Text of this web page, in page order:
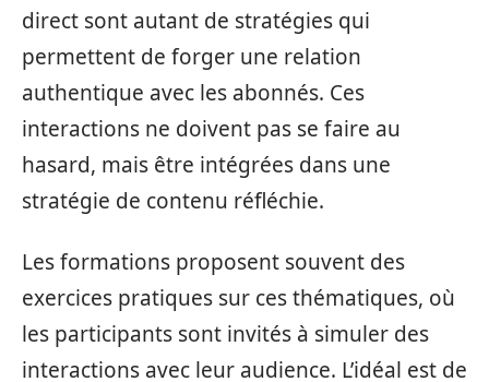
direct sont autant de stratégies qui
permettent de forger une relation
authentique avec les abonnés. Ces
interactions ne doivent pas se faire au
hasard, mais être intégrées dans une
stratégie de contenu réfléchie.
Les formations proposent souvent des
exercices pratiques sur ces thématiques, où
les participants sont invités à simuler des
interactions avec leur audience. L’idéal est de